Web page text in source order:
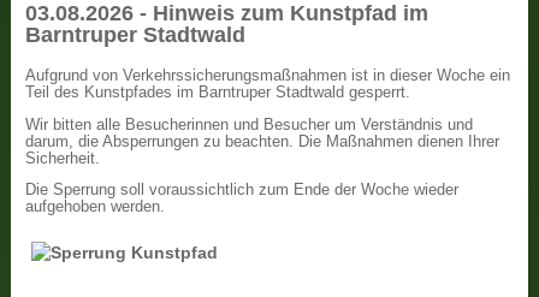
03.08.2026 - Hinweis zum Kunstpfad im
Barntruper Stadtwald
Aufgrund von Verkehrssicherungsmaßnahmen ist in dieser Woche ein
Teil des Kunstpfades im Barntruper Stadtwald gesperrt.
Wir bitten alle Besucherinnen und Besucher um Verständnis und
darum, die Absperrungen zu beachten. Die Maßnahmen dienen Ihrer
Sicherheit.
Die Sperrung soll voraussichtlich zum Ende der Woche wieder
aufgehoben werden.